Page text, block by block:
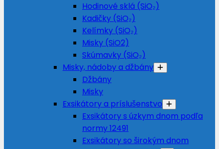
Hodinové sklá (SiO₂)
Kadičky (SiO₂)
Kelímky (SiO₂)
Misky (SiO2)
Skúmavky (SiO₂)
Misky, nádoby a džbány
Džbány
Misky
Exsikátory a príslušenstvo
Exsikátory s úzkym dnom podľa
normy 12491
Exsikátory so širokým dnom